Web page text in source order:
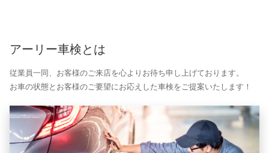
アーリー車検とは
従業員一同、お客様のご来店を心よりお待ち申し上げております。
お車の状態とお客様のご要望にお応えした車検をご提案いたします！